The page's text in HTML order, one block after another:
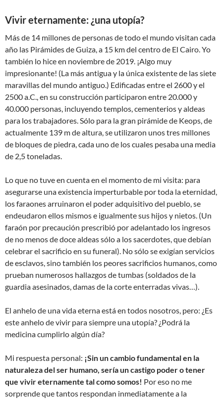
Vivir eternamente: ¿una utopía?
Más de 14 millones de personas de todo el mundo visitan cada
año las Pirámides de Guiza, a 15 km del centro de El Cairo. Yo
también lo hice en noviembre de 2019. ¡Algo muy
impresionante! (La más antigua y la única existente de las siete
maravillas del mundo antiguo.) Edificadas entre el 2600 y el
2500 a.C., en su construcción participaron entre 20.000 y
40.000 personas, incluyendo templos, cementerios y aldeas
para los trabajadores. Sólo para la gran pirámide de Keops, de
actualmente 139 m de altura, se utilizaron unos tres millones
de bloques de piedra, cada uno de los cuales pesaba una media
de 2,5 toneladas.
Lo que no tuve en cuenta en el momento de mi visita: para
asegurarse una existencia imperturbable por toda la eternidad,
los faraones arruinaron el poder adquisitivo del pueblo, se
endeudaron ellos mismos e igualmente sus hijos y nietos. (Un
faraón por precaución prescribió por adelantado los ingresos
de no menos de doce aldeas sólo a los sacerdotes, que debían
celebrar el sacrificio en su funeral). No sólo se exigían servicios
de esclavos, sino también los peores sacrificios humanos, como
prueban numerosos hallazgos de tumbas (soldados de la
guardia asesinados, damas de la corte enterradas vivas…).
El anhelo de una vida eterna está en todos nosotros, pero: ¿Es
este anhelo de vivir para siempre una utopía? ¿Podrá la
medicina cumplirlo algún día?
Mi respuesta personal: ¡Sin un cambio fundamental en la
naturaleza del ser humano, sería un castigo poder o tener
que vivir eternamente tal como somos! Por eso no me
sorprende que tantos respondan inmediatamente a la